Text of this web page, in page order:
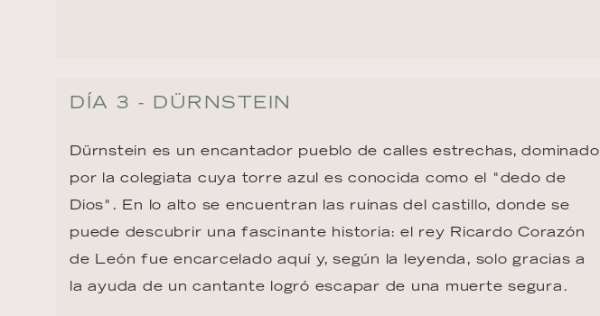
DÍA 3 - DÜRNSTEIN
Dürnstein es un encantador pueblo de calles estrechas, dominado
por la colegiata cuya torre azul es conocida como el "dedo de
Dios". En lo alto se encuentran las ruinas del castillo, donde se
puede descubrir una fascinante historia: el rey Ricardo Corazón
de León fue encarcelado aquí y, según la leyenda, solo gracias a
la ayuda de un cantante logró escapar de una muerte segura.